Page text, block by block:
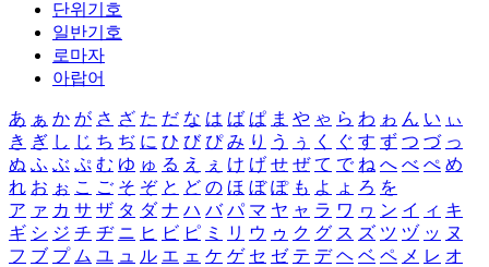
단위기호
일반기호
로마자
아랍어
あ ぁ か が さ ざ た だ な は ば ぱ ま や ゃ ら わ ゎ ん い ぃ
き ぎ し じ ち ぢ に ひ び ぴ み り う ぅ く ぐ す ず つ づ っ
ぬ ふ ぶ ぷ む ゆ ゅ る え ぇ け げ せ ぜ て で ね へ べ ぺ め
れ お ぉ こ ご そ ぞ と ど の ほ ぼ ぽ も よ ょ ろ を
ア ァ カ サ ザ タ ダ ナ ハ バ パ マ ヤ ャ ラ ワ ヮ ン イ ィ キ
ギ シ ジ チ ヂ ニ ヒ ビ ピ ミ リ ウ ゥ ク グ ス ズ ツ ヅ ッ ヌ
フ ブ プ ム ユ ュ ル エ ェ ケ ゲ セ ゼ テ デ ヘ ベ ペ メ レ オ